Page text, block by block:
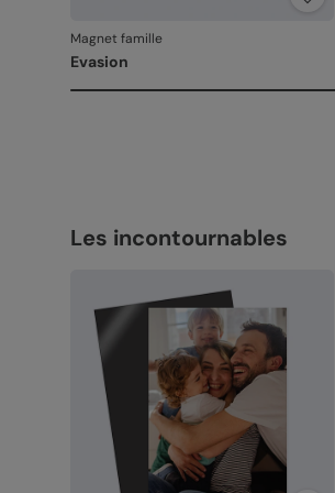
Magnet famille
Evasion
Les incontournables